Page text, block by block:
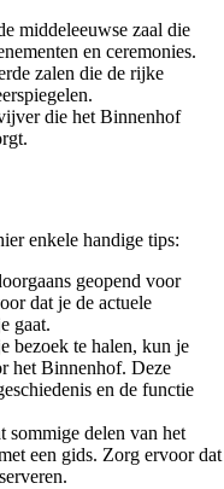
middeleeuwse zaal die
en ceremonies.
zalen die de rijke
die het Binnenhof
enkele handige tips:
geopend voor
dat je de actuele
gaat.
bezoek te halen, kun je
het Binnenhof. Deze
en de functie
sommige delen van het
een gids. Zorg ervoor dat